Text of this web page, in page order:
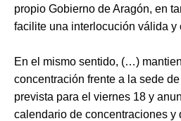
propio Gobierno de Aragón, en
facilite una interlocución válida y
En el mismo sentido, (…)
concentración frente a la sede
prevista para el viernes 18 y
calendario de concentraciones y